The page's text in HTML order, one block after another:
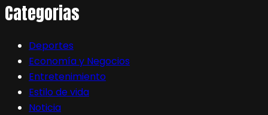
Categorias
Deportes
Economía y Negocios
Entretenimiento
Estilo de vida
Noticia